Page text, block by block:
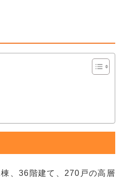
、36階建て、270戸の高層